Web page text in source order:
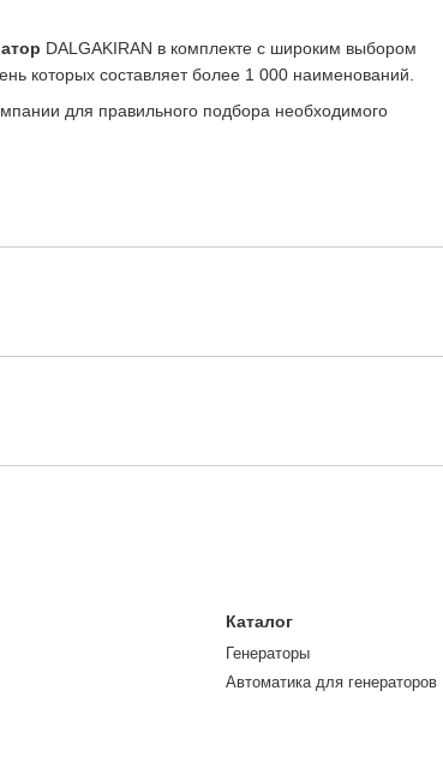
DALGAKIRAN в комплекте с широким выбором
которых составляет более 1 000 наименований.
для правильного подбора необходимого
Каталог
Генераторы
Автоматика для генераторов